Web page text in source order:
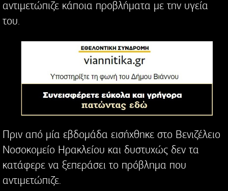
αντιμετώπιζε κάποια προβλήματα με την υγεία
του.
Πριν από μία εβδομάδα εισήχθηκε στο Βενιζέλειο
Νοσοκομείο Ηρακλείου και δυστυχώς δεν τα
κατάφερε να ξεπεράσει το πρόβλημα που
αντιμετώπιζε.